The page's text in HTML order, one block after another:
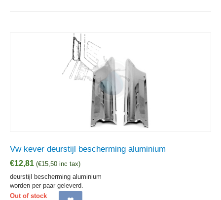
Vw kever deurstijl bescherming aluminium
€12,81 (€15,50 inc tax)
deurstijl bescherming aluminium
worden per paar geleverd.
Out of stock